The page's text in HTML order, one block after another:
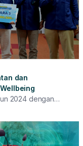
dan
2024 dengan
Program,
IP Services dan
Unit Kerja